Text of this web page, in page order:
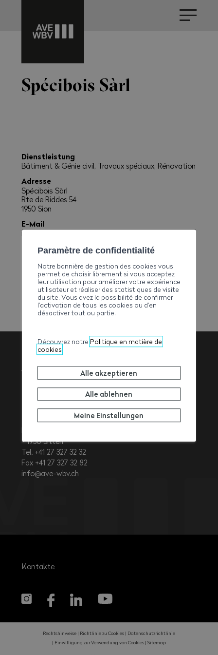
Spécibois Sàrl
Dienstleistung
Bâtiment & Génie civil, Travaux spéciaux, Rénovation
Adresse
Spécibois Sàrl
Rte de Riddes 54
1950 Sion
E-Mail
info@specibois.ch
Telefon
+41273067508
Walliser
Baumeisterverband
1950 Sitten
Tel. +41 27 327 32 32
Fax +41 27 327 32 82
info@ave-wbv.ch
Kontakte
Rechtshinweise Richtlinie zu Cookies
Datenschutzrichtlinie
Einwilligung zur Verwendung von Cookies Sitemap
Paramètre de confidentialité
Notre bannière de gestion des cookies vous
permet de choisir librement si vous acceptez
leur utilisation pour améliorer votre expérience
utilisateur et réaliser des statistiques de visite
du site. Vous avez la possibilité de confirmer
l’activation de tous les cookies ou d’en
désactiver tout ou partie.
Découvrez notre Politique en matière de
cookies
Alle akzeptieren
Alle ablehnen
Meine Einstellungen